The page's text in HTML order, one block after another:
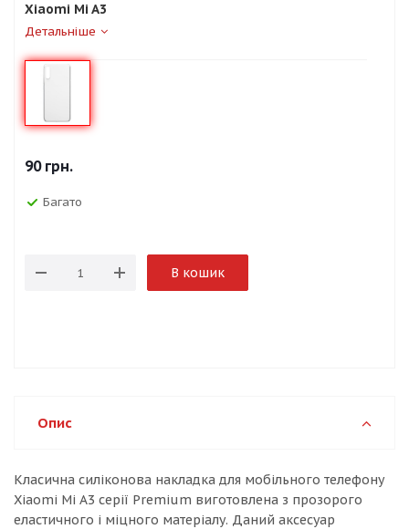
Xiaomi Mi A3
Детальніше
90грн.
Багато
В кошик
Опис
Класична силіконова накладка для мобільного телефону
Xiaomi Mi A3 серії Premium виготовлена з прозорого
еластичного і міцного матеріалу. Даний аксесуар